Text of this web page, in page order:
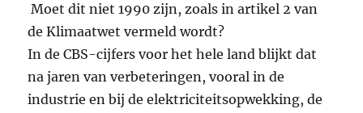
Moet dit niet 1990 zijn, zoals in artikel 2 van
de Klimaatwet vermeld wordt?
In de CBS-cijfers voor het hele land blijkt dat
na jaren van verbeteringen, vooral in de
industrie en bij de elektriciteitsopwekking, de